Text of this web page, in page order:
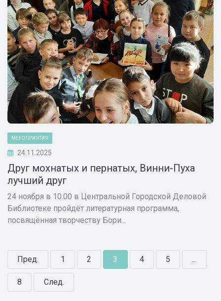
МЕРОПРИЯТИЯ
24.11.2025
Друг мохнатых и пернатых, Винни-Пуха
лучший друг
24 ноября в 10.00 в Центральной Городской Деловой
Библиотеке пройдёт литературная программа,
посвящённая творчеству Бори...
Пред. 1 2 3 4 5 ...
8 След.